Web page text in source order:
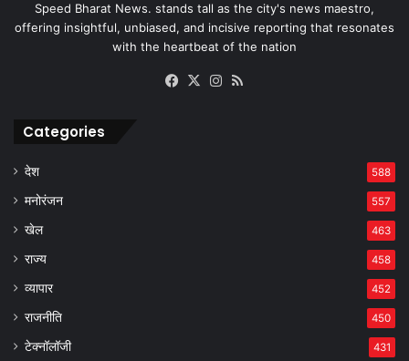
Speed Bharat News. stands tall as the city's news maestro,
offering insightful, unbiased, and incisive reporting that resonates
with the heartbeat of the nation
Facebook
X Instagram
Categories
देश 588
मनोरंजन 557
खेल 463
राज्य 458
व्यापार 452
राजनीति 450
टेक्नॉलॉजी 431